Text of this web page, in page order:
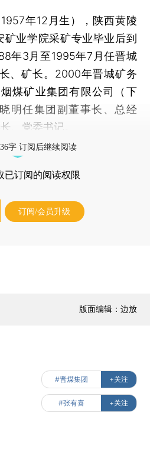
年12月生），陕西黄陵
矿业学院采矿专业毕业后到
年3月至1995年7月任晋城
、矿长。2000年晋城矿务
煤矿业集团有限公司（下
明任集团副董事长、总经
、党委书记。
字 订阅后继续阅读
已订阅的阅读权限
订阅/会员升级
版面编辑：边放
#晋煤集团 +关注
#张有喜 +关注